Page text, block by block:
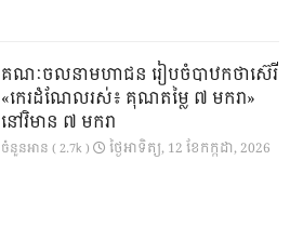
គណៈចលនាមហាជន រៀបចំបាឋកថាស៊េរី
«កេរដំណែលរស់៖ គុណតម្លៃ ៧ មករា»
នៅវិមាន ៧ មករា
ចំនួនអាន ( 2.7k ) ថ្ងៃ​អាទិត្យ, 12 ខែ​កក្កដា, 2026